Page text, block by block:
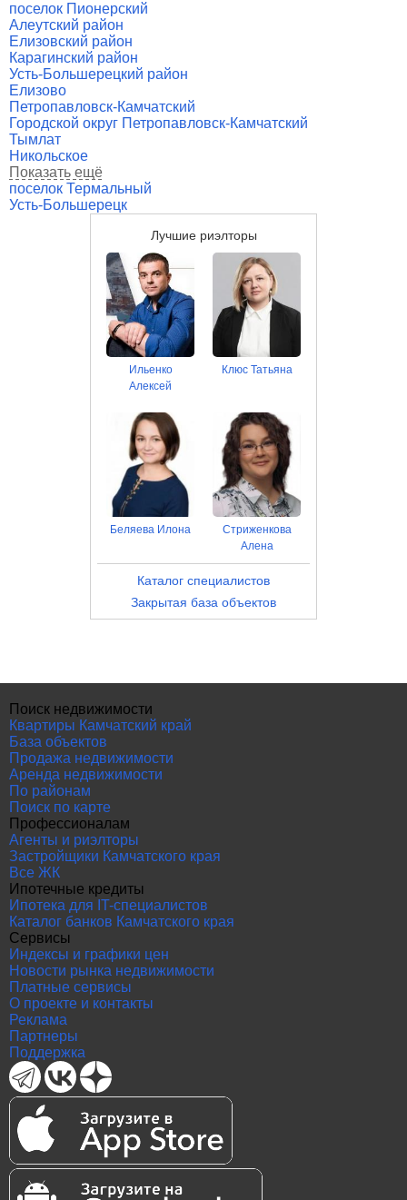
поселок Пионерский
Алеутский район
Елизовский район
Карагинский район
Усть-Большерецкий район
Елизово
Петропавловск-Камчатский
Городской округ Петропавловск-Камчатский
Тымлат
Никольское
Показать ещё
поселок Термальный
Усть-Большерецк
Лучшие риэлторы
Ильенко
Алексей
Клюс Татьяна
Беляева Илона
Стриженкова
Алена
Каталог специалистов
Закрытая база объектов
Поиск недвижимости
Квартиры Камчатский край
База объектов
Продажа недвижимости
Аренда недвижимости
По районам
Поиск по карте
Профессионалам
Агенты и риэлторы
Застройщики Камчатского края
Все ЖК
Ипотечные кредиты
Ипотека для IT-специалистов
Каталог банков Камчатского края
Сервисы
Индексы и графики цен
Новости рынка недвижимости
Платные сервисы
О проекте и контакты
Реклама
Партнеры
Поддержка